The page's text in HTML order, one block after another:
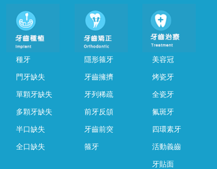
種牙
門牙缺失
單顆牙缺失
多顆牙缺失
半口缺失
全口缺失
隱形箍牙
牙齒擁擠
牙列稀疏
前牙反頜
牙齒前突
箍牙
美容冠
烤瓷牙
全瓷牙
氟斑牙
四環素牙
活動義齒
牙貼面